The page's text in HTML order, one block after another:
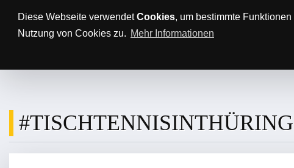
Diese Webseite verwendetCookies, um bestimmte
Nutzung von Cookies zu. Mehr Informationen
Anfahrt/Parkplätze Impressum Datenschutz